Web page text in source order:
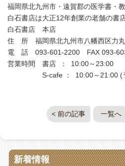
福岡県北九州市・遠賀郡の医学書・
白石書店は大正12年創業の老舗の書
白石書店 本店
住 所 福岡県北九州市八幡西区力
電 話 093-601-2200 FAX 093-
営業時間 書店 ： 10:00～23:00
S-cafe ： 10:00～21:00 (ラ
< 前の記事 一覧へ
新着情報